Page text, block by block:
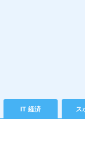
IT 経済 ス